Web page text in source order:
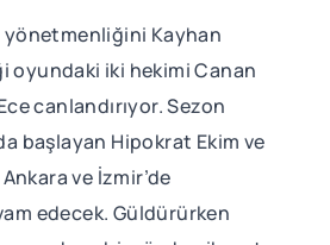
yönetmenliğini Kayhan
oyundaki iki hekimi Canan
canlandırıyor. Sezon
başlayan Hipokrat Ekim ve
ve İzmir’de
edecek. Güldürürken